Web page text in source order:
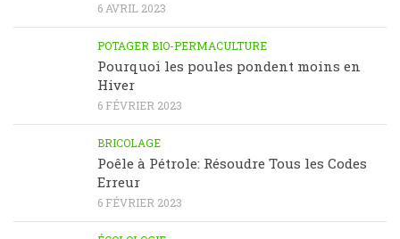
6 AVRIL 2023
POTAGER BIO-PERMACULTURE
Pourquoi les poules pondent moins en
Hiver
6 FÉVRIER 2023
BRICOLAGE
Poêle à Pétrole: Résoudre Tous les Codes
Erreur
6 FÉVRIER 2023